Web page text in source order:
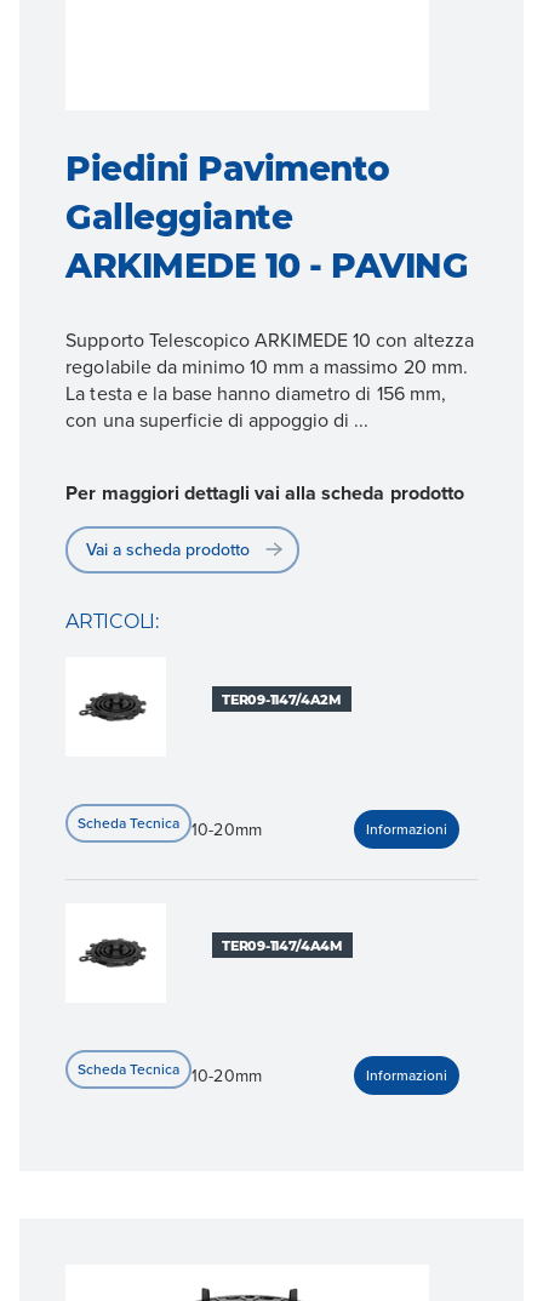
Piedini Pavimento
Galleggiante
ARKIMEDE 10 - PAVING
Supporto Telescopico ARKIMEDE 10 con altezza
regolabile da minimo 10 mm a massimo 20 mm.
La testa e la base hanno diametro di 156 mm,
con una superficie di appoggio di ...
Per maggiori dettagli vai alla scheda prodotto
Vai a scheda prodotto
ARTICOLI:
TER09-1147/4A2M
10-20mm
TER09-1147/4A4M
10-20mm